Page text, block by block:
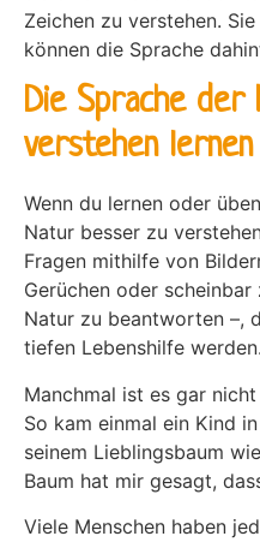
Zeichen zu verstehen.
können die Sprache
Die Sprache
verstehen lernen
Wenn du lernen oder
Natur besser zu
Fragen mithilfe von
Gerüchen oder
Natur zu beantworten –,
tiefen Lebenshilfe werden.
Manchmal ist es gar
So kam einmal ein Kind
seinem Lieblingsbaum
Baum hat mir gesagt,
Viele Menschen haben